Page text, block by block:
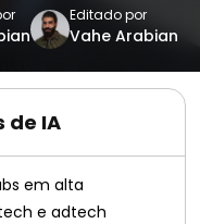
Editado por
Vahe Arabian
de IA
em alta
e adtech